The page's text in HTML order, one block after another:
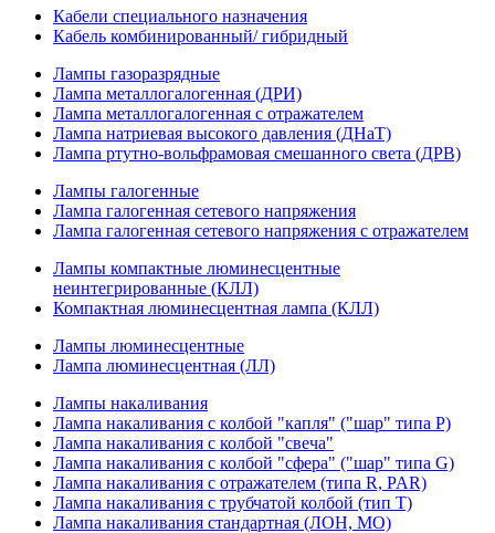
Кабели специального назначения
Кабель комбинированный/ гибридный
Лампы газоразрядные
Лампа металлогалогенная (ДРИ)
Лампа металлогалогенная с отражателем
Лампа натриевая высокого давления (ДНаТ)
Лампа ртутно-вольфрамовая смешанного света (ДРВ)
Лампы галогенные
Лампа галогенная сетевого напряжения
Лампа галогенная сетевого напряжения с отражателем
Лампы компактные люминесцентные
неинтегрированные (КЛЛ)
Компактная люминесцентная лампа (КЛЛ)
Лампы люминесцентные
Лампа люминесцентная (ЛЛ)
Лампы накаливания
Лампа накаливания с колбой "капля" ("шар" типа P)
Лампа накаливания с колбой "свеча"
Лампа накаливания с колбой "сфера" ("шар" типа G)
Лампа накаливания с отражателем (типа R, PAR)
Лампа накаливания с трубчатой колбой (тип T)
Лампа накаливания стандартная (ЛОН, МО)